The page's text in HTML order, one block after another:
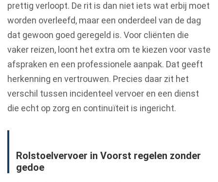
prettig verloopt. De rit is dan niet iets wat erbij moet
worden overleefd, maar een onderdeel van de dag
dat gewoon goed geregeld is. Voor cliënten die
vaker reizen, loont het extra om te kiezen voor vaste
afspraken en een professionele aanpak. Dat geeft
herkenning en vertrouwen. Precies daar zit het
verschil tussen incidenteel vervoer en een dienst
die echt op zorg en continuïteit is ingericht.
Rolstoelvervoer in Voorst regelen zonder
gedoe